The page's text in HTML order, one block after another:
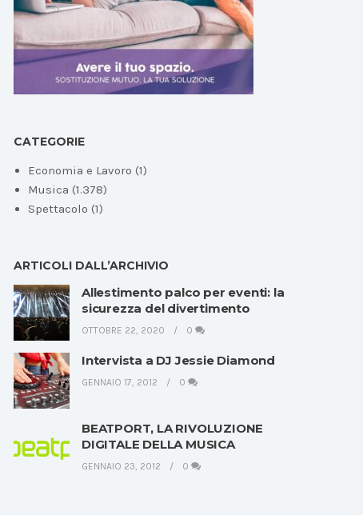
CATEGORIE
Economia e Lavoro (1)
Musica (1.378)
Spettacolo (1)
ARTICOLI DALL’ARCHIVIO
Allestimento palco per eventi: la
sicurezza del divertimento
OTTOBRE 22, 2020 0
Intervista a DJ Jessie Diamond
GENNAIO 17, 2012 0
BEATPORT, LA RIVOLUZIONE
DIGITALE DELLA MUSICA
GENNAIO 23, 2012 0